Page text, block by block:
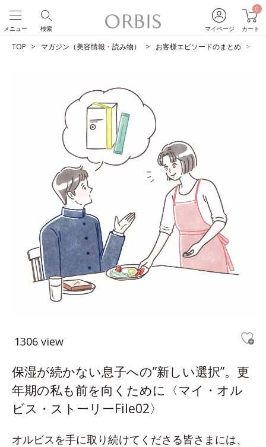
マイページ
0
カート
検索
メニュー
TOP マガジン（美容情報・読み物） お客様エピソードのまとめ
1306 view
保湿が続かない息子への”新しい選択”。更
年期の私も前を向くために〈マイ・オル
ビス・ストーリーFile02〉
オルビスを手に取り続けてくださる皆さまには、